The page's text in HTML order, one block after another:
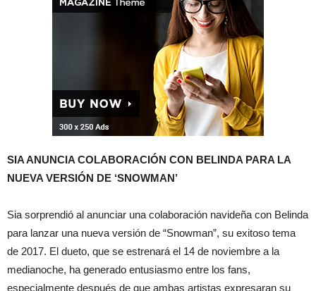
SIA ANUNCIA COLABORACIÓN CON BELINDA PARA LA
NUEVA VERSIÓN DE ‘SNOWMAN’
Sia sorprendió al anunciar una colaboración navideña con Belinda
para lanzar una nueva versión de “Snowman”, su exitoso tema
de 2017. El dueto, que se estrenará el 14 de noviembre a la
medianoche, ha generado entusiasmo entre los fans,
especialmente después de que ambas artistas expresaran su